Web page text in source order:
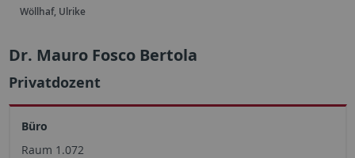
Wöllhaf, Ulrike
Dr. Mauro Fosco Bertola
Privatdozent
Büro
Raum 1.072